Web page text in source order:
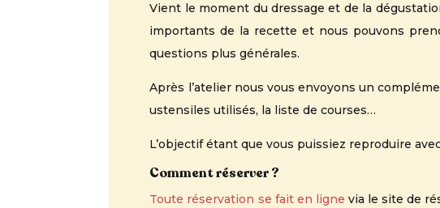
Vient le moment du dressage et de la
importants de la recette et nous pouvons
questions plus générales.
Après l’atelier nous vous envoyons un
ustensiles utilisés, la liste de courses…
L’objectif étant que vous puissiez reproduire
Comment réserver ?
Toute réservation se fait en ligne via le site de